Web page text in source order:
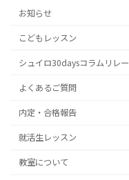
の
ペ
ー
ジ
送
り
お知らせ
こどもレッスン
シュイロ30daysコラムリレー
よくあるご質問
内定・合格報告
就活生レッスン
教室について